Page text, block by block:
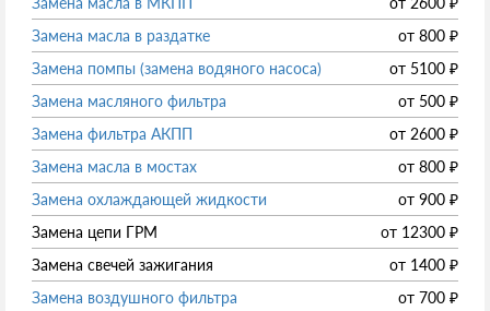
Замена масла в раздатке
от 800 ₽
Замена помпы (замена водяного насоса)
от 5100 ₽
Замена масляного фильтра
от 500 ₽
Замена фильтра АКПП
от 2600 ₽
Замена масла в мостах
от 800 ₽
Замена охлаждающей жидкости
от 900 ₽
Замена цепи ГРМ
от 12300 ₽
Замена свечей зажигания
от 1400 ₽
Замена воздушного фильтра
от 700 ₽